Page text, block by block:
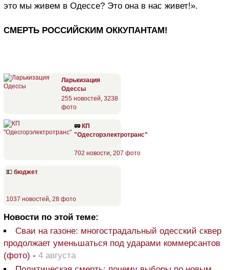
это мы живем в Одессе? Это она в нас живет!».
СМЕРТЬ РОССИЙСКИМ ОККУПАНТАМ!
Ларькизация
Одессы
255 новостей 3238
фото
🚃 КП
"Одесгорэлектротранс"
702 новости 207 фото
💵 бюджет
1037 новостей 28 фото
Новости по этой теме:
Сваи на газоне: многострадальный одесский сквер
продолжает уменьшаться под ударами коммерсантов
(фото) - 4 августа